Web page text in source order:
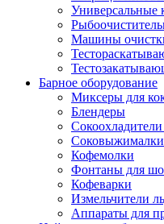
Машины
Барное оборудование
Миксеры для
Блендеры
Соковыжималки
Кофемолки
Фонтаны для
Кофеварки
Измельчители
Аппараты для